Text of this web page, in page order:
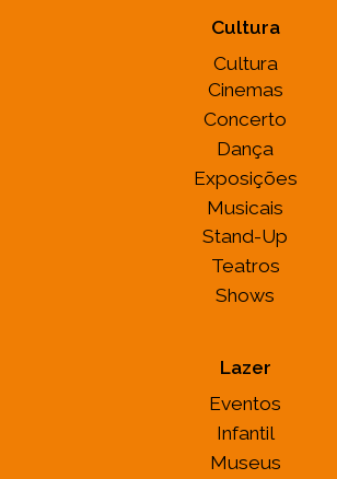
Cultura
Cultura
Cinemas
Concerto
Dança
Exposições
Musicais
Stand-Up
Teatros
Shows
Lazer
Eventos
Infantil
Museus